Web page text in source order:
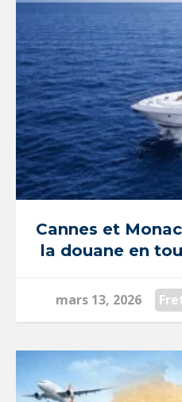
Cannes et
la douane en
mars 13, 2026